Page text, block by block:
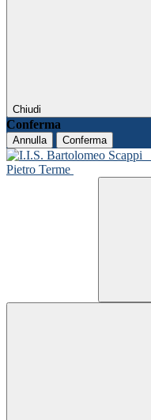
Chiudi
Conferma
Annulla Conferma
Pietro Terme